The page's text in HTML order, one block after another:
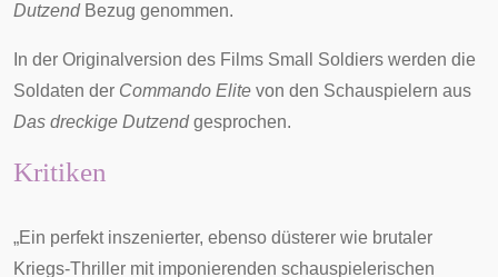
DutzendBezug genommen.
In der Originalversion des Films Small Soldiers werden die
Soldaten der Commando Elite von den Schauspielern aus
Das dreckige Dutzendgesprochen.
Kritiken
„Ein perfekt inszenierter, ebenso düsterer wie brutaler
Kriegs-Thriller mit imponierenden schauspielerischen